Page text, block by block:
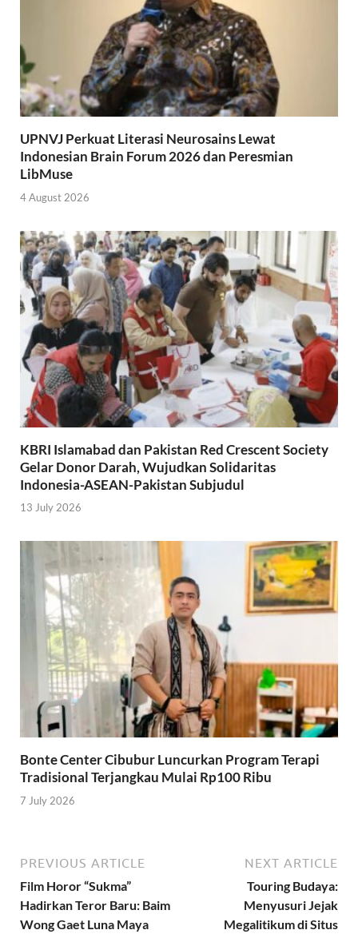
UPNVJ Perkuat Literasi Neurosains Lewat
Indonesian Brain Forum 2026 dan Peresmian
LibMuse
4 August 2026
KBRI Islamabad dan Pakistan Red Crescent Society
Gelar Donor Darah, Wujudkan Solidaritas
Indonesia-ASEAN-Pakistan Subjudul
13 July 2026
Bonte Center Cibubur Luncurkan Program Terapi
Tradisional Terjangkau Mulai Rp100 Ribu
7 July 2026
PREVIOUS ARTICLE
Film Horor “Sukma”
Hadirkan Teror Baru: Baim
Wong Gaet Luna Maya
NEXT ARTICLE
Touring Budaya:
Menyusuri Jejak
Megalitikum di Situs